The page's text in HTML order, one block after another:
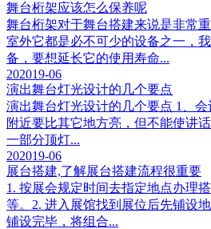
舞台桁架应该怎么保养呢
舞台桁架对于舞台搭建来说是非常
室外它都是必不可少的设备之一，
备，要想延长它的使用寿命...
202019-06
演出舞台灯光设计的几个要点
演出舞台灯光设计的几个要点 1、
附近要比其它地方亮，但不能使讲
一部分顶灯...
202019-06
展台搭建,了解展台搭建流程很重要
1. 按展会规定时间去指定地点办理
等。2. 进入展馆找到展位后先铺设
铺设完毕，将组合...